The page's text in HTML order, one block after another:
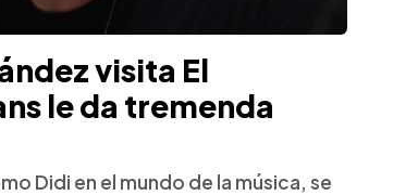
visita El
le da tremenda
Didi en el mundo de la música, se